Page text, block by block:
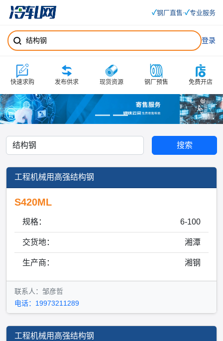
✓钢厂直售·✓专业服务
登录
快速求购 发布供求 现货资源 钢厂预售 免费开店
搜索
工程机械用高强结构钢
S420ML
规格： 6-100
交货地： 湘潭
生产商： 湘钢
联系人：邹彦哲
电话：19973211289
工程机械用高强结构钢